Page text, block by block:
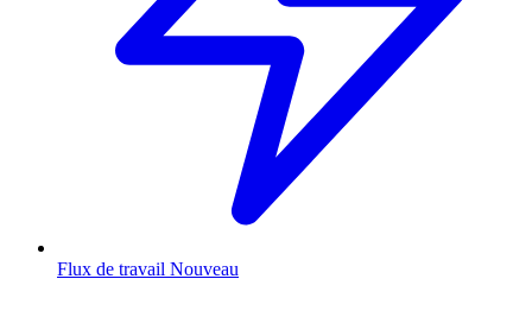
Flux de travail Nouveau